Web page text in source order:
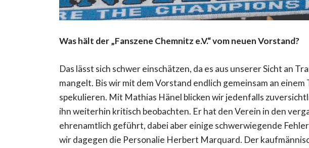
Was hält der „Fanszene Chemnitz e.V.“ vom neuen Vorstand?
Das lässt sich schwer einschätzen, da es aus unserer Sicht an
mangelt. Bis wir mit dem Vorstand endlich gemeinsam an
spekulieren. Mit Mathias Hänel blicken wir jedenfalls
ihn weiterhin kritisch beobachten. Er hat den Verein in den
ehrenamtlich geführt, dabei aber einige schwerwiegende
wir dagegen die Personalie Herbert Marquard. Der